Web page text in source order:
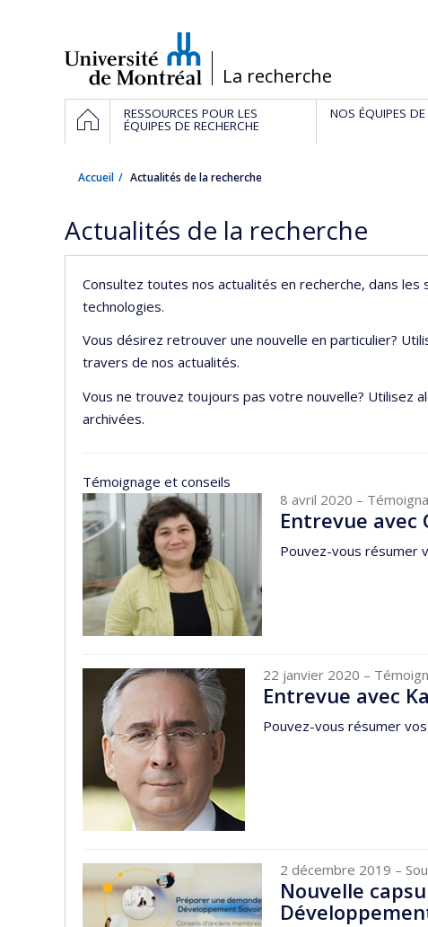
/La recherche
Navigation
principale
ACCUEILRESSOURCES POUR LES
ÉQUIPES DE RECHERCHE
NOS ÉQUIPES DE
Accueil Actualités de la recherche
Actualités de la recherche
Consultez toutes nos actualités en recherche, dans
technologies.
Vous désirez retrouver une nouvelle en particulier?
travers de nos actualités.
Vous ne trouvez toujours pas votre nouvelle? Utilisez
archivées.
Témoignage et conseils
8 avril 2020 –
Entrevue avec
Pouvez-vous résumer
22 janvier 2020 –
Entrevue avec
Pouvez-vous résumer
2 décembre 2019 –
Nouvelle